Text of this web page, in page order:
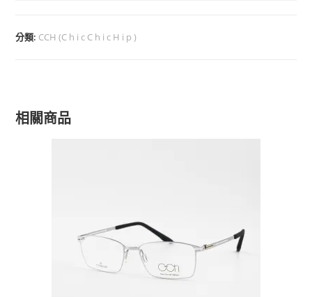
分類: CCH (C h i c C h i c H i p )
相關商品